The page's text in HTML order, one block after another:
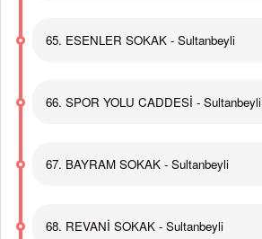
65. ESENLER SOKAK - Sultanbeyli
66. SPOR YOLU CADDESİ - Sultanbeyli
67. BAYRAM SOKAK - Sultanbeyli
68. REVANİ SOKAK - Sultanbeyli